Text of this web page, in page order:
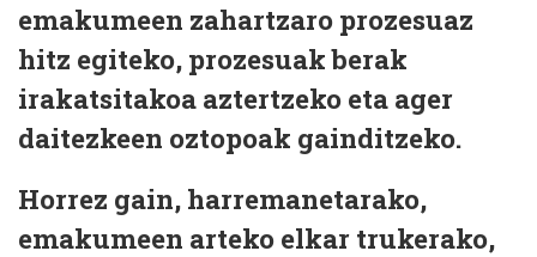
emakumeen zahartzaro prozesuaz
hitz egiteko, prozesuak berak
irakatsitakoa aztertzeko eta ager
daitezkeen oztopoak gainditzeko.
Horrez gain, harremanetarako,
emakumeen arteko elkar trukerako,